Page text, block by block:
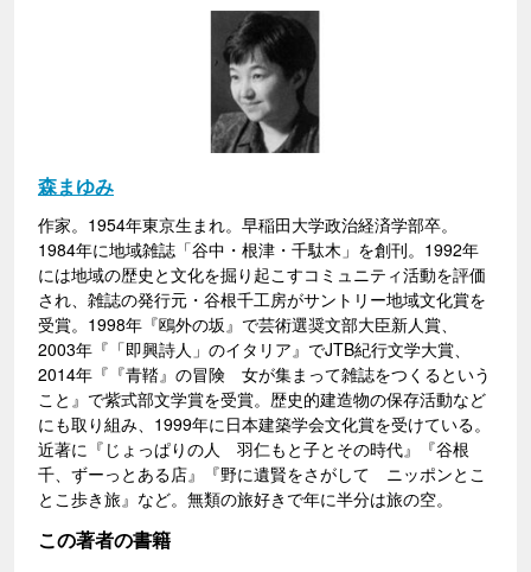
森まゆみ
作家。1954年東京生まれ。早稲田大学政治経済学部卒。
1984年に地域雑誌「谷中・根津・千駄木」を創刊。1992年
には地域の歴史と文化を掘り起こすコミュニティ活動を評価
され、雑誌の発行元・谷根千工房がサントリー地域文化賞を
受賞。1998年『鴎外の坂』で芸術選奨文部大臣新人賞、
2003年『「即興詩人」のイタリア』でJTB紀行文学大賞、
2014年『『青鞜』の冒険 女が集まって雑誌をつくるという
こと』で紫式部文学賞を受賞。歴史的建造物の保存活動など
にも取り組み、1999年に日本建築学会文化賞を受けている。
近著に『じょっぱりの人 羽仁もと子とその時代』『谷根
千、ずーっとある店』『野に遺賢をさがして ニッポンとこ
とこ歩き旅』など。無類の旅好きで年に半分は旅の空。
この著者の書籍